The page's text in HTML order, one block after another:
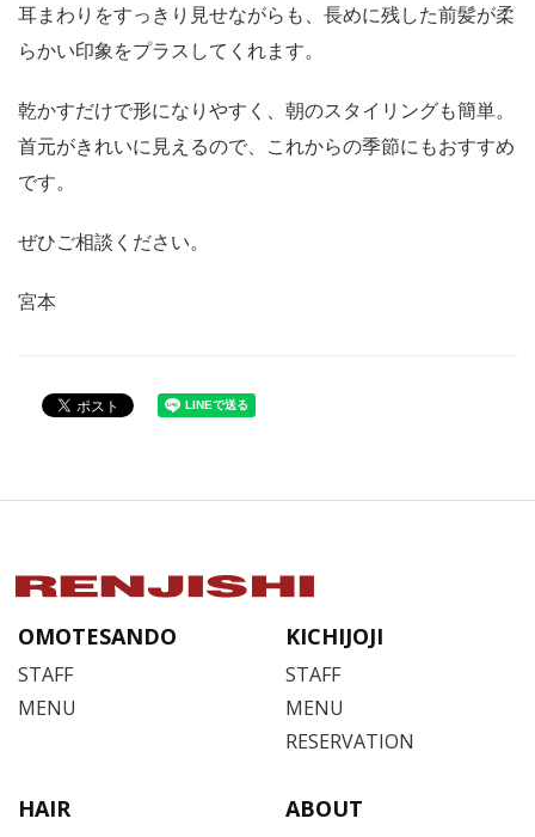
耳まわりをすっきり見せながらも、長めに残した前髪が柔
らかい印象をプラスしてくれます。
乾かすだけで形になりやすく、朝のスタイリングも簡単。
首元がきれいに見えるので、これからの季節にもおすすめ
です。
ぜひご相談ください。
宮本
OMOTESANDO
STAFF
MENU
KICHIJOJI
STAFF
MENU
RESERVATION
HAIR ABOUT